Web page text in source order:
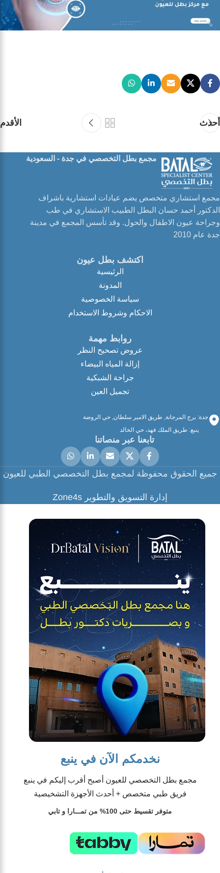
أحدث الأقدم
مجمع بطل التخصصي في جدة - السعودية
مجمع استشاري متخصص يضم عيادات استشارية باشراف
الدكتور أحمد حسان البطل الطبيب الاستشاري في طب
وجراحة عيون الاطفال والحول. وقد تأسس المجمع في مدينة
جدة عام 2010
اكتشف بطل عيون
الرئيسية
المدونة
سياسة الخصوصية
الاحكام وشروط الاستخدام
روابط مهمة
عروض تصحيح النظر
إزالة المياه البيضاء
جراحة الشبكية
تجميل العين
جدة: برج المرجانة, طريق الامير سلطان, حي الروضة
ينبع: طريق الملك فهد، حي الخالد
تابعنا عبر منصاتنا
جميع الحقوق محفوظة لمجمع بطل التخصصي الطبي للعيون
إدارة التسويق والتطوير Zone4s
نخدمكم الآن في ينبع
مجمع بطل التخصصي للعيون أصبح أقرب إليكم في ينبع
فريق طبي متخصص + أحدث الأجهزة التشخيصية
متوفر تقسيط حتى 100% من تمـــارا و تابي